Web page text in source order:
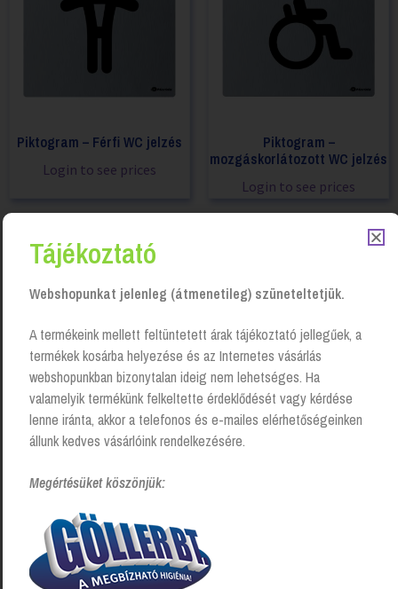
Piktogram – Férfi WC jelzés
Login to see prices
Piktogram –
mozgáskorlátozott WC jelzés
Login to see prices
Piktogram – pelenkázó jelzés
Tájékoztató
Webshopunkat jelenleg (átmenetileg) szüneteltetjük.
A termékeink mellett feltüntetett árak tájékoztató jellegűek, a
termékek kosárba helyezése és az Internetes vásárlás
webshopunkban bizonytalan ideig nem lehetséges. Ha
valamelyik termékünk felkeltette érdeklődését vagy kérdése
lenne iránta, akkor a telefonos és e-mailes elérhetőségeinken
állunk kedves vásárlóink rendelkezésére.
Megértésüket köszönjük: